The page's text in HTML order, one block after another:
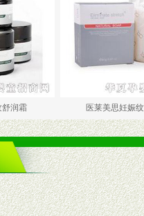
医莱美思妊娠纹香皂90g